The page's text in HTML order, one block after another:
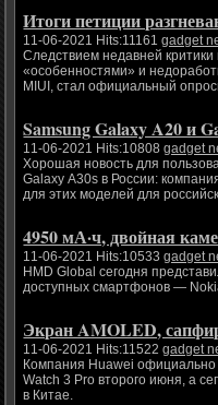
Итоги петиции
11-06-2021 Hits:11161gadget
Следствием недавней
«особенностями» и
MIUI, стал официальный
Samsung Galaxy A20 и
11-06-2021 Hits:10808gadget
Хорошая новость для
Galaxy A30s в России:
для этих моделей для
4950 мА·ч, двойная
11-06-2021 Hits:10533gadget
HMD Global сегодня
доступных смартфонов —
Экран AMOLED,
11-06-2021 Hits:11522gadget
Компания Huawei
Watch 3 Pro второго июня, а
в Китае.